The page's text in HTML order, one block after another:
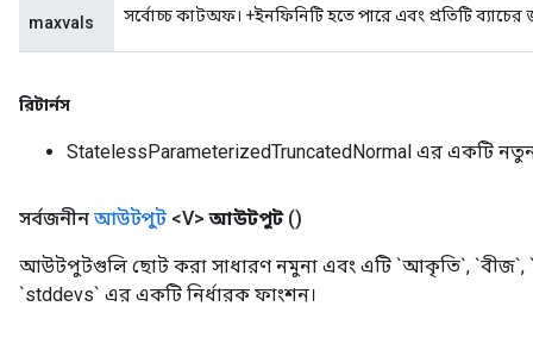
maxvals সর্বোচ্চ কাটঅফ। +ইনফিনিটি হতে পারে এবং প্রতিটি ব্যাচের
রিটার্নস
StatelessParameterizedTruncatedNormal এর একটি
সর্বজনীন আউটপুট <V> আউটপুট ()
আউটপুটগুলি ছোট করা সাধারণ নমুনা এবং এটি `আকৃতি`, `বীজ`,
`stddevs` এর একটি নির্ধারক ফাংশন।